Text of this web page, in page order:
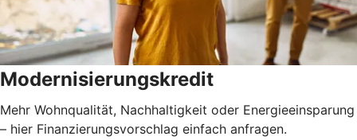
Modernisierungskredit
Mehr Wohnqualität, Nachhaltigkeit oder Energieeinsparung
– hier Finanzierungsvorschlag einfach anfragen.